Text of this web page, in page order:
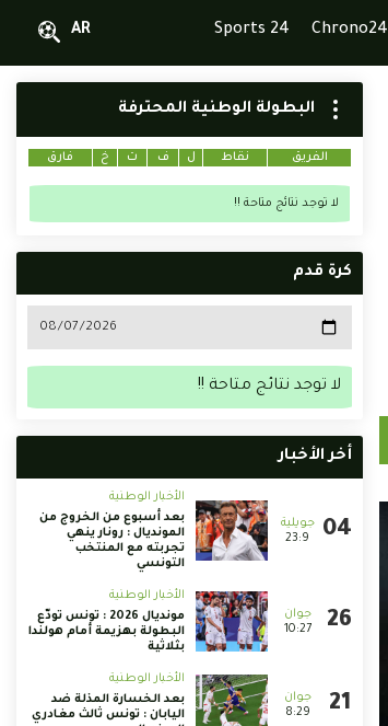
Chrono24
Sports 24
AR
البطولة الوطنية المحترفة
الفريق نقاط ل ف ت خ فارق
لا توجد نتائج متاحة !!
كرة قدم
لا توجد نتائج متاحة !!
أخر الأخبار
23:9
الأخبار الوطنية
بعد أسبوع من الخروج من
المونديال : رونار ينهي
تجربته مع المنتخب
التونسي
10:27
الأخبار الوطنية
مونديال 2026 : تونس تودّع
البطولة بهزيمة أمام هولندا
بثلاثية
8:29
الأخبار الوطنية
بعد الخسارة المذلة ضد
اليابان : تونس ثالث مغادري